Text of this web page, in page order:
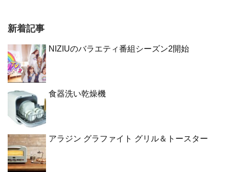
新着記事
NIZIUのバラエティ番組シーズン2開始
食器洗い乾燥機
アラジン グラファイト グリル＆トースター